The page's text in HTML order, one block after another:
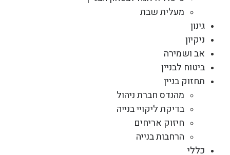
מעלית שבת
גינון
ניקיון
אב ושמירה
ביטוח לבניין
תחזוק בניין
מהנדס חברת ניהול
בדיקת ליקויי בנייה
חיזוק אריחים
הרחבות בנייה
כללי